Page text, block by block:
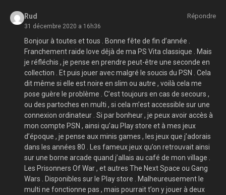
Rud
31 décembre 2020 a 16h36
Répondre
Bonjour à toutes et tous . Bonne fête de fin d’année .
Franchement raide love dêjà de ma PS Vita classique . Mais
je réfléchis , je pense en prendre peut-être une seconde en
collection . Et puis jouer avec malgré le soucis du PSN . Cela
dit même si elle est noire en slim ou autre , voilà cela me
pose guère le problème . C’est toujours en cas de secours ,
ou des partoches en multi , si cela m’est accessible sur une
connexion ordinateur . Si par bonheur , je peux avoir accès à
mon compte PSN , ainsi qu’au Play store et à mes jeux
d’époque , je pense aux minis games , les jeux que j’adorais
dans les années 80 . Les fameux jeux qu’on retrouvait ainsi
sur une borne arcade quand j’allais au café de mon village .
Les Prisonners Of War , et autres The Next Space ou Gang
Wars . Disponibles sur le Play store . Malheureusement le
multi ne fonctionne pas , mais pourrait t’on y jouer à deux